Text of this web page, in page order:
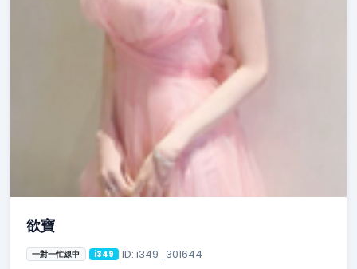
欲寶
一對一忙線中 i349 ID: i349_301644